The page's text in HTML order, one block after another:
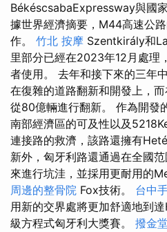
BékéscsabaExpressway與國
據世界經濟摘要，M44高速公
作。 竹北 按摩 Szentkirály和
里部分已經在2023年12月處理
者使用。 去年和接下來的三年
在復雜的道路翻新和開發上，
從80億輛進行翻新。 作為開發
南部經濟區的可及性以及
連接路的救濟，該路還擁有
新外，匈牙利路還通過在全國
來進行坑洼，並採用更耐用的
周邊的整骨院 Fox技術。 台中
用新的交界處將更加舒適地到
級方程式匈牙利大獎賽。 撥金堂